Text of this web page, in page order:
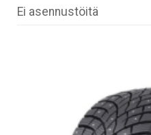
Ei asennustöitä